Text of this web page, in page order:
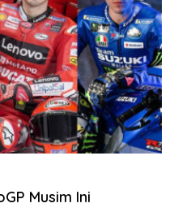
Musim Ini